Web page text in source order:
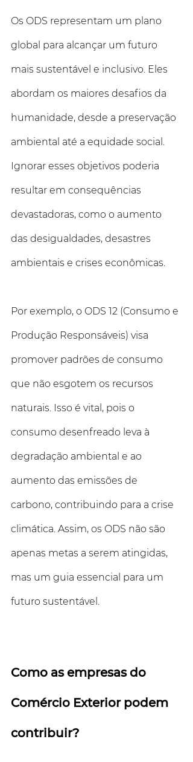
Os ODS representam um plano
global para alcançar um futuro
mais sustentável e inclusivo. Eles
abordam os maiores desafios da
humanidade, desde a preservação
ambiental até a equidade social.
Ignorar esses objetivos poderia
resultar em consequências
devastadoras, como o aumento
das desigualdades, desastres
ambientais e crises econômicas.
Por exemplo, o ODS 12 (Consumo e
Produção Responsáveis) visa
promover padrões de consumo
que não esgotem os recursos
naturais. Isso é vital, pois o
consumo desenfreado leva à
degradação ambiental e ao
aumento das emissões de
carbono, contribuindo para a crise
climática. Assim, os ODS não são
apenas metas a serem atingidas,
mas um guia essencial para um
futuro sustentável.
Como as empresas do
Comércio Exterior podem
contribuir?